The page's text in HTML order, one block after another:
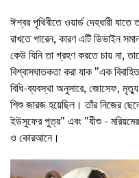
ঈশ্বর পৃথিবীতে ওয়ার্ড দেহধারী
রাখতে পারেন, কারণ এটি ডিভাইন
কেউ যিনি তা গ্রহণ করতে চায় না,
বিশ্বাসঘাতকতা করা যাক "এক
বিধি-ব্যবস্থা অনুসারে, জোসেফ,
শিশু জারজ হয়েছিল। তাঁর নিজের
ইউসুফের পুত্র" এবং "যীশু - মরিয়মের
ও কোরআনে।